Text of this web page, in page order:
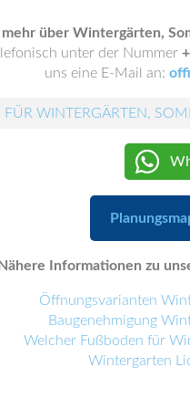
über Wintergärten,
unter der Nummer
uns eine E-Mail an:
WINTERGÄRTEN,
Informationen zu
Öffnungsvarianten
Baugenehmigung
Welcher Fußboden für
Wintergarten